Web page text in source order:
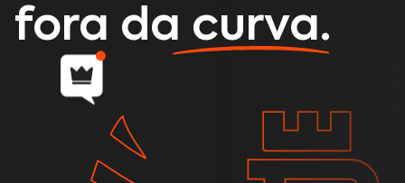
fora da curva.